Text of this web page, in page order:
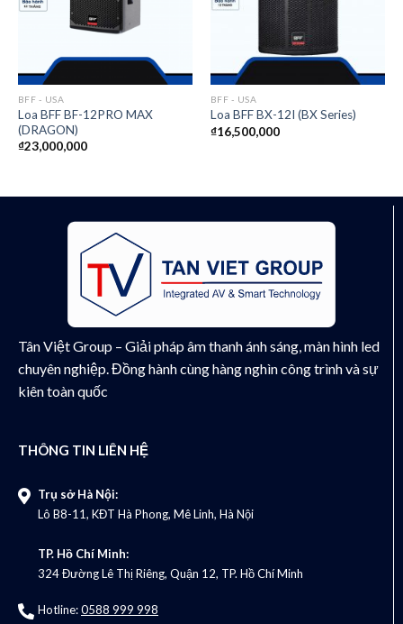
BFF - USA
Loa BFF BF-12PRO MAX
(DRAGON)
₫23,000,000
BFF - USA
Loa BFF BX-12I (BX Series)
₫16,500,000
Tân Việt Group – Giải pháp âm thanh ánh sáng, màn hình led
chuyên nghiệp. Đồng hành cùng hàng nghìn công trình và sự
kiên toàn quốc
THÔNG TIN LIÊN HỆ
Trụ sở Hà Nội:
Lô B8-11, KĐT Hà Phong, Mê Linh, Hà Nội
TP. Hồ Chí Minh:
324 Đường Lê Thị Riêng, Quận 12, TP. Hồ Chí Minh
Hotline:0588 999 998